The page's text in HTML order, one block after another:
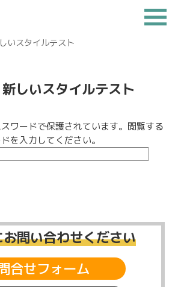
スタイルテスト
しいスタイルテスト
ワードで保護されています。閲覧する
を入力してください。
問い合わせください
合せフォーム